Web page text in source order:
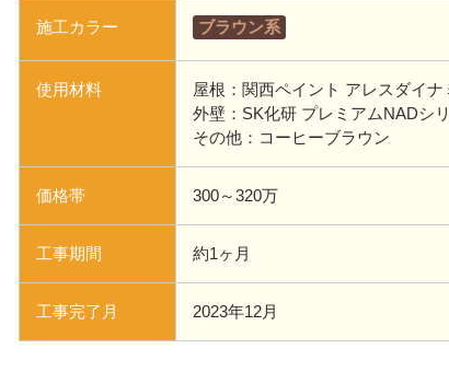
施工カラー ブラウン系
使用材料
屋根：関西ペイント アレスダイ
外壁：SK化研 プレミアムNADシ
その他：コーヒーブラウン
価格帯 300～320万
工事期間 約1ヶ月
工事完了月 2023年12月